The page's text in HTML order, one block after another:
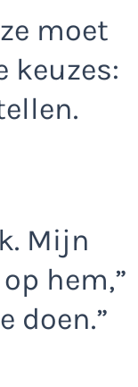
moet
keuzes:
Mijn
hem,”
doen.”